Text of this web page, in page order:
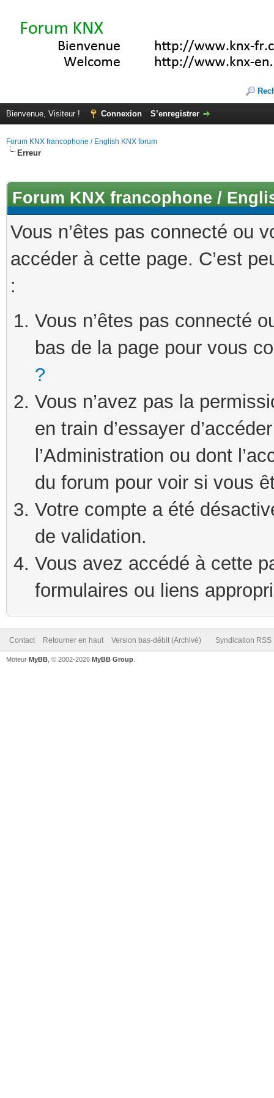
Bienvenue, Visiteur ! Connexion S’enregistrer
Forum KNX francophone / English KNX forum
Erreur
Forum KNX francophone /
Vous n’êtes pas connecté ou
accéder à cette page. C’est
:
Vous n’êtes pas connecté
bas de la page pour vous
?
Vous n’avez pas la
en train d’essayer
l’Administration ou dont
du forum pour voir si vous
Votre compte a été
de validation.
Vous avez accédé à cette
formulaires ou liens
Contact Retourner en haut Version bas-débit (Archivé) Syndication RSS
Moteur MyBB , © 2002-2026 MyBB Group